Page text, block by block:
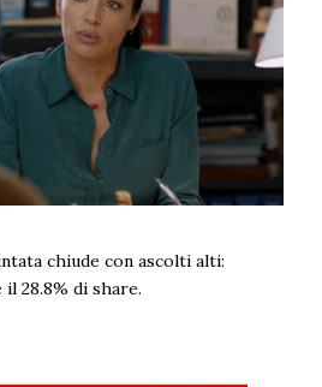
chiude con ascolti alti:
28.8% di share.